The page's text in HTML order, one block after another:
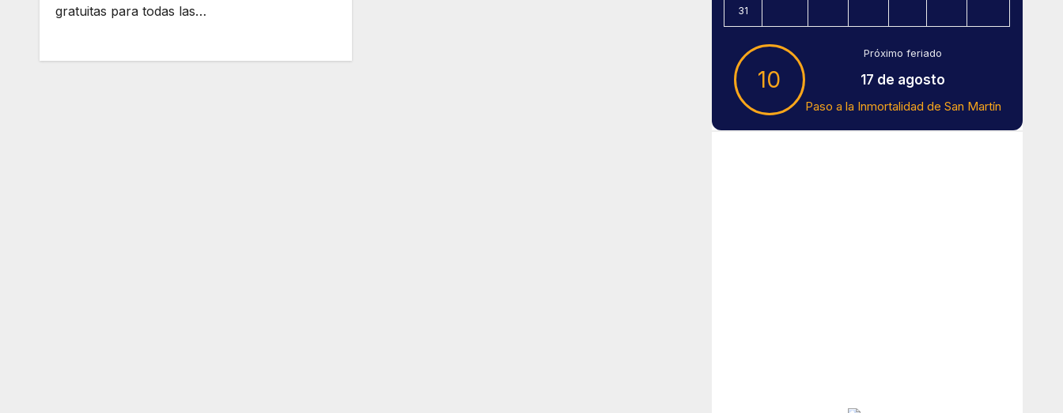
gratuitas para todas las…
31
10
Próximo feriado
17 de agosto
Paso a la Inmortalidad de San Martín